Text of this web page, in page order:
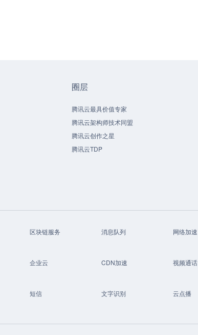
圈层
腾讯云最具价值专家
腾讯云架构师技术同盟
腾讯云创作之星
腾讯云TDP
区块链服务 消息队列 网络加速
企业云 CDN加速 视频通话
短信 文字识别 云点播